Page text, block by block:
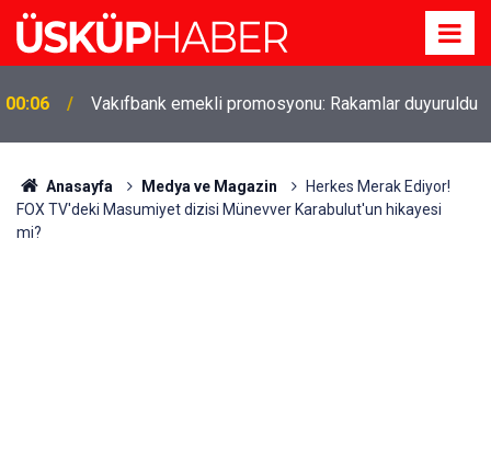
19:21
Gözde oldu! Hem köy hem mahalle hayatı iç içe!
İzmir'deki doğal semt
Anasayfa Medya ve Magazin
Herkes Merak Ediyor!
FOX TV'deki Masumiyet dizisi Münevver Karabulut'un hikayesi
mi?